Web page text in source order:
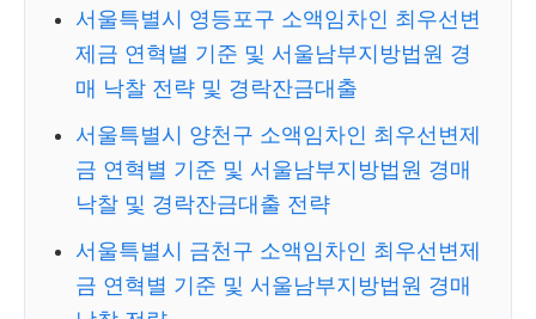
서울특별시 영등포구 소액임차인 최우선변
제금 연혁별 기준 및 서울남부지방법원 경
매 낙찰 전략 및 경락잔금대출
서울특별시 양천구 소액임차인 최우선변제
금 연혁별 기준 및 서울남부지방법원 경매
낙찰 및 경락잔금대출 전략
서울특별시 금천구 소액임차인 최우선변제
금 연혁별 기준 및 서울남부지방법원 경매